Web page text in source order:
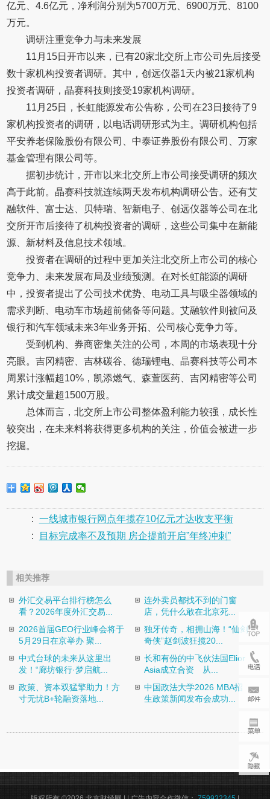
亿元、4.6亿元，净利润分别为5700万元、6900万元、8100
万元。
调研注重竞争力与未来发展
11月15日开市以来，已有20家北交所上市公司先后接受
数十家机构投资者调研。其中，创远仪器1天内被21家机构
投资者调研，晶赛科技则接受19家机构调研。
11月25日，长虹能源发布公告称，公司在23日接待了9
家机构投资者的调研，以电话调研形式为主。调研机构包括
平安养老保险股份有限公司、中泰证券股份有限公司、万家
基金管理有限公司等。
据初步统计，开市以来北交所上市公司接受调研的频次
高于此前。晶赛科技就连续两天发布机构调研公告。还有艾
融软件、富士达、贝特瑞、智新电子、创远仪器等公司在北
交所开市后接待了机构投资者的调研，这些公司集中在新能
源、新材料及信息技术领域。
投资者在调研的过程中更加关注北交所上市公司的核心
竞争力、未来发展布局及业绩预测。在对长虹能源的调研
中，投资者提出了公司技术优势、电动工具与吸尘器领域的
需求判断、电动车市场超前储备等问题。艾融软件则被问及
银行和汽车领域未来3年业务开拓、公司核心竞争力等。
受到机构、券商密集关注的公司，本周的市场表现十分
亮眼。吉冈精密、吉林碳谷、德瑞锂电、晶赛科技等公司本
周累计涨幅超10%，凯添燃气、森萱医药、吉冈精密等公司
累计成交量超1500万股。
总体而言，北交所上市公司整体盈利能力较强，成长性
较突出，在未来料将获得更多机构的关注，价值会被进一步
挖掘。
: 一线城市银行网点年揽存10亿元才达收支平衡
:
目标完成率不及预期 房企提前开启”年终冲刺”
相关推荐
外汇交易平台排行榜怎么
看？2026年度外汇交易...
连外卖员都找不到的门窗
店，凭什么敢在北京死...
2026首届GEO行业峰会将于
5月29日在京举办 聚...
独牙传奇，相拥山海！“仙剑
奇侠”赵剑波狂揽20...
中式台球的未来从这里出
发！“廊坊银行·梦启航...
长和有份的中飞伙法国Elior
Asia成立合资 从...
政策、资本双猛擎助力！方
寸无忧B+轮融资落地...
中国政法大学2026 MBA招
生政策新闻发布会成功...